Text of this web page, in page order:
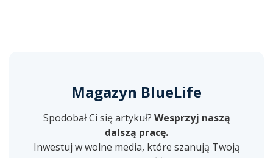
Magazyn BlueLife
Spodobał Ci się artykuł? Wesprzyj naszą
dalszą pracę.
Inwestuj w wolne media, które szanują Twoją